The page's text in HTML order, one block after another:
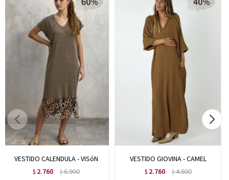
VESTIDO CALENDULA - VISóN
$ 2.760 $6.900
VESTIDO GIOVINA - CAMEL
$ 2.760 $4.600